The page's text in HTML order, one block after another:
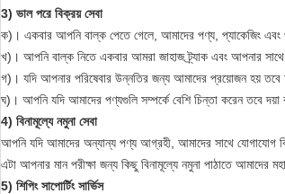
3) ভাল পরে বিক্রয় সেবা
ক)। একবার আপনি বাল্ক পেতে গেলে, আমাদের পণ্য, প্যাকেজিং এবং
খ)। আপনি বাল্ক নিতে একবার আমরা জাহাজ ট্র্যাক এবং আপনার
গ)। যদি আপনার পরিষেবার উন্নতির জন্য আমাদের প্রয়োজন হয়
ঘ)। আপনি যদি আমাদের পণ্যগুলি সম্পর্কে বেশি চিন্তা করেন তবে
4) বিনামূল্যে নমুনা সেবা
আপনি যদি আমাদের অন্যান্য পণ্য আগ্রহী, আমাদের সাথে যোগাযোগ
এটা আপনার মান পরীক্ষা জন্য কিছু বিনামূল্যে নমুনা পাঠাতে আমাদের
5) শিপিং সাপোর্টিং সার্ভিস